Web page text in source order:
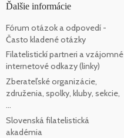
Ďalšie informácie
Fórum otázok a odpovedí -
Často kladené otázky
Filatelistickí partneri a vzájomné
internetové odkazy (linky)
Zberateľské organizácie,
združenia, spolky, kluby, sekcie,
...
Slovenská filatelistická
akadémia